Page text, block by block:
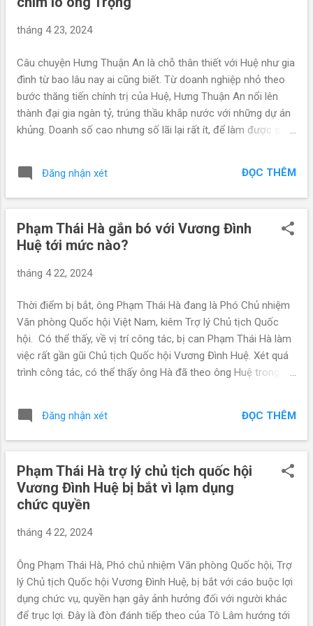
15, đã làm đơn xin thôi tất cả các chức vụ trong đảng và
Trung ương công bố quyết định “Tuyệt Mật” số 163-
QĐ/UBKTTW ngày 19-4-2024, nội dung “Kiểm tra khi có dấu
hiệu vi phạm đối với đồng chí Vương Đình Huệ”, thì năm ngày
sau, tức ngày 24-4-2024, ông Huệ đã viết đơn gởi tổng bí thư
Nguyễn Ph...
tháng 4 23, 2024
Câu chuyện Hưng Thuận An là chỗ thân thiết với Huệ như gia
đình từ bao lâu nay ai cũng biết. Từ doanh nghiệp nhỏ theo
bước thăng tiến chính trị của Huệ, Hưng Thuận An nổi lên
thành đại gia ngàn tỷ, trúng thầu khắp nước với những dự án
khủng. Doanh số cao nhưng số lãi lại rất ít, để làm được sổ
mới sắp đặt được mà thôi. Phạm Thái Hà trợ lý của Huệ
cũng là dân tài chính, kế toán. Hà theo Huệ cũng như Hưng,
quãng tầm trên dưới 20 năm. Việc Huệ chối không liên quan,
Huệ sẽ xảy ra những hệ luỵ gì. Đó là đòn giáng chí mạng kết
thúc công cuộc đốt lò, phòng chống tham nhũng. Chuyện
lại về quá trình chống tham nhũng. Những người bị xử lý bởi
công cuộc này sẽ ùa nhau lên tiếng. Chúng ta hãy hình dung
Phạm Bình Minh, Vũ Đức Đam, Nguyễn Xuân Phúc, Võ Văn
Thưởng, Trần Tuấn Anh ( chưa kể những người khác nữa )......
Đăng nhận xét ĐỌC THÊM
Phạm Thái Hà gắn bó với Vương Đình
Huệ tới mức nào?
tháng 4 22, 2024
Thời điểm bị bắt, ông Phạm Thái Hà đang là Phó Chủ nhiệm
Văn phòng Quốc hội Việt Nam, kiêm Trợ lý Chủ tịch Quốc
hội. Có thể thấy, về vị trí công tác, bị can Phạm Thái Hà làm
việc rất gần gũi Chủ tịch Quốc hội Vương Đình Huệ. Xét quá
trình công tác, có thể thấy ông Hà đã theo ông Huệ trong
Tiền Hải, tỉnh Thái Bình. Ông có học vị tiến sĩ kinh tế, là kiểm
toán viên hành nghề Việt Nam (CPA) chuyên về lĩnh vực tài
chính, ngân hàng. Ông Phạm Thái Hà từng từng làm trợ lý, thư
Vương Đình Huệ làm Tổng kiểm toán Nhà nước từ năm 2006
đến 2011 - Thời ông Huệ làm Bộ trưởng Tài chính giai đoạn
2011-2012 - Trưởng Ban Kinh tế Trung ương giai đoạn 2012-
- Tháng 4/2021, ông Huệ trở thành Chủ tịch Quốc hội (vào
“Tứ Trụ”), ông Hà cũng chuyển sang làm trợ lý. - Sau đó hơn
một năm (tháng 5/2022), ông Hà chính thức được bổ nhiệm
làm ...
Đăng nhận xét ĐỌC THÊM
Phạm Thái Hà trợ lý chủ tịch quốc hội
Vương Đình Huệ bị bắt vì lạm dụng
chức quyền
tháng 4 22, 2024
Ông Phạm Thái Hà, Phó chủ nhiệm Văn phòng Quốc hội, Trợ
lý Chủ tịch Quốc hội Vương Đình Huệ, bị bắt với cáo buộc lợi
dụng chức vụ, quyền hạn gây ảnh hưởng đối với người khác
để trục lợi. Đây là đòn đánh tiếp theo của Tô Lâm hướng tới